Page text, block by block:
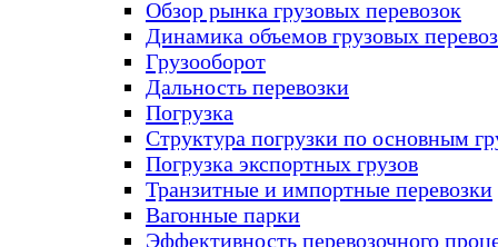
Обзор рынка грузовых перевозок
Динамика объемов грузовых
Грузооборот
Дальность перевозки
Погрузка
Структура погрузки по основным
Погрузка экспортных грузов
Транзитные и импортные перевозки
Вагонные парки
Эффективность перевозочного